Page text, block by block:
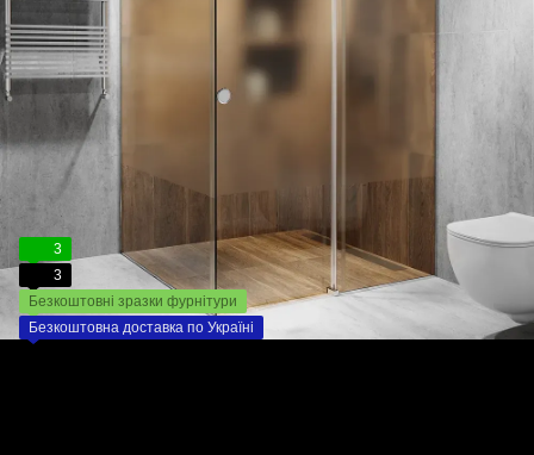
3
3
Безкоштовні зразки фурнітури
Безкоштовна доставка по Україні